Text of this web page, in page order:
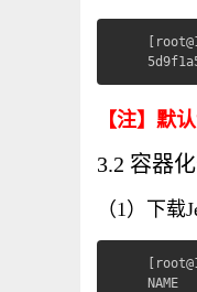
【注】默
3.2 容器
（1）下载
NAME